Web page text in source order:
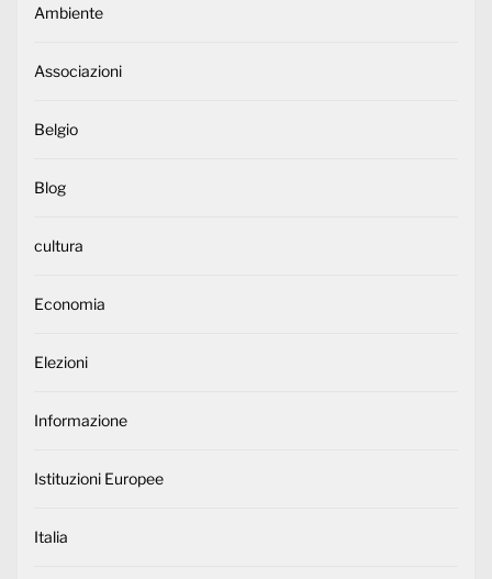
Ambiente
Associazioni
Belgio
Blog
cultura
Economia
Elezioni
Informazione
Istituzioni Europee
Italia